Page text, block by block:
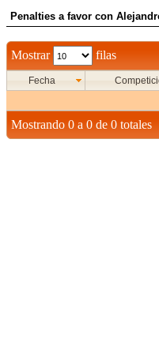
Penalties a favor con
Mostrar filas
Fecha
Mostrando 0 a 0 de 0 totales